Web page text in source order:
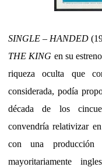
SINGLE – HANDED
THE KING en su
riqueza oculta que
considerada, podía
década de los
convendría relativizar
con una producción
mayoritariamente